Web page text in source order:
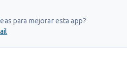
para mejorar esta app?